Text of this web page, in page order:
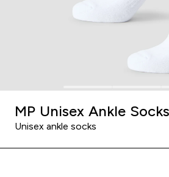
MP Unisex Ankle
Unisex ankle socks